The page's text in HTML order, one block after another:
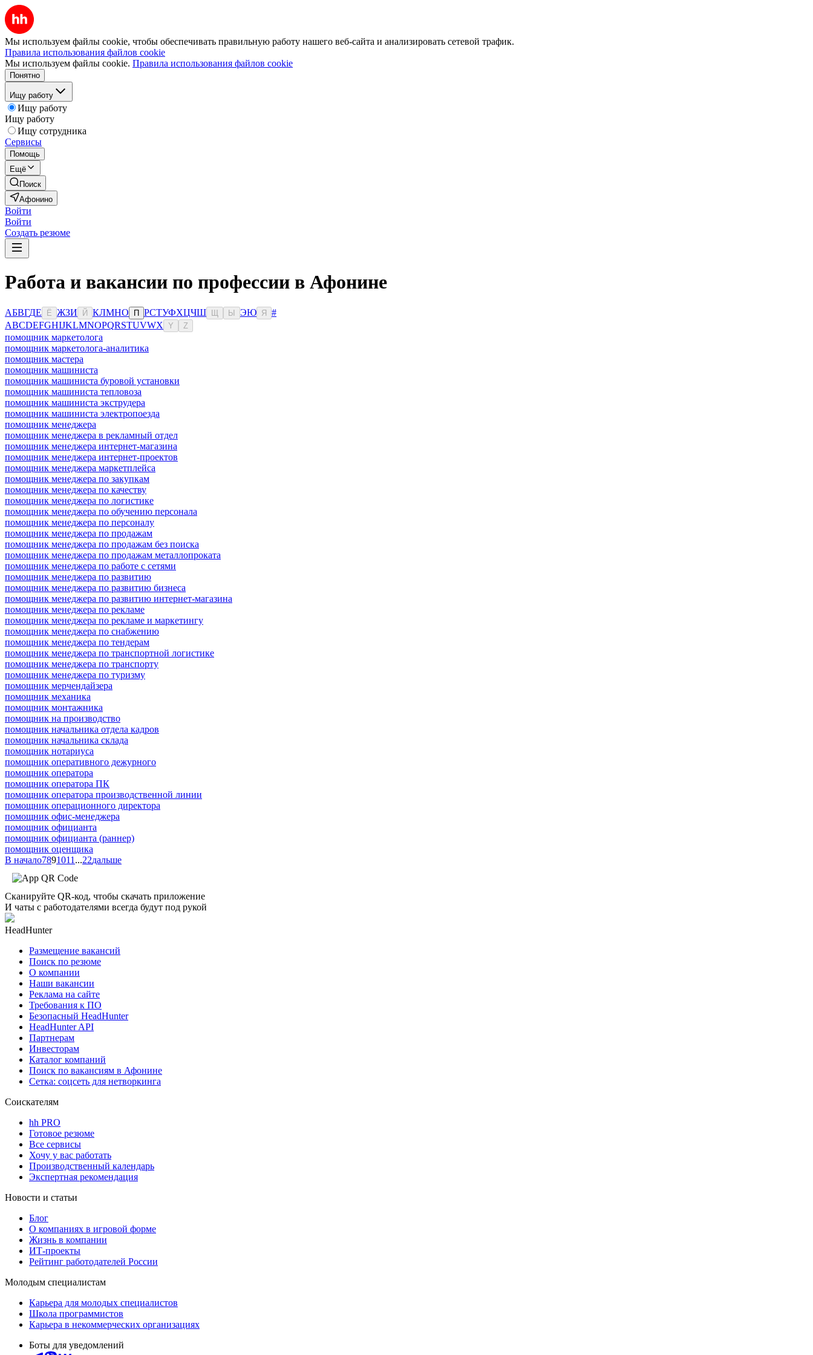
Мы используем файлы cookie, чтобы обеспечивать правильную работу нашего веб-сайта и анализировать сетевой трафик.
Правила использования файлов cookie
Мы используем файлы cookie. Правила использования файлов cookie
Понятно
Ищу работу
Ищу работу
Ищу работу
Ищу сотрудника
Сервисы
Помощь
Ещё
Поиск
Афонино
Войти
Войти
Создать резюме
Работа и вакансии по профессии в Афонине
АБВГДЕ Ё ЖЗИ Й КЛМНО П РСТУФХЦЧШ Ы ЭЮ Я
#
ABCDEFGHIJKLMNOPQRSTUVWX Y Z
помощник маркетолога
помощник маркетолога-аналитика
помощник мастера
помощник машиниста
помощник машиниста буровой установки
помощник машиниста тепловоза
помощник машиниста экструдера
помощник машиниста электропоезда
помощник менеджера
помощник менеджера в рекламный отдел
помощник менеджера интернет-магазина
помощник менеджера интернет-проектов
помощник менеджера маркетплейса
помощник менеджера по закупкам
помощник менеджера по качеству
помощник менеджера по логистике
помощник менеджера по обучению персонала
помощник менеджера по персоналу
помощник менеджера по продажам
помощник менеджера по продажам без поиска
помощник менеджера по продажам металлопроката
помощник менеджера по работе с сетями
помощник менеджера по развитию
помощник менеджера по развитию бизнеса
помощник менеджера по развитию интернет-магазина
помощник менеджера по рекламе
помощник менеджера по рекламе и маркетингу
помощник менеджера по снабжению
помощник менеджера по тендерам
помощник менеджера по транспортной логистике
помощник менеджера по транспорту
помощник менеджера по туризму
помощник мерчендайзера
помощник механика
помощник монтажника
помощник на производство
помощник начальника отдела кадров
помощник начальника склада
помощник нотариуса
помощник оперативного дежурного
помощник оператора
помощник оператора ПК
помощник оператора производственной линии
помощник операционного директора
помощник офис-менеджера
помощник официанта
помощник официанта (раннер)
помощник оценщика
В начало7891011 ...22дальше
Сканируйте QR-код, чтобы скачать приложение
И чаты с работодателями всегда будут под рукой
HeadHunter
Размещение вакансий
Поиск по резюме
О компании
Наши вакансии
Реклама на сайте
Требования к ПО
Безопасный HeadHunter
HeadHunter API
Партнерам
Инвесторам
Каталог компаний
Поиск по вакансиям в Афонине
Сетка: соцсеть для нетворкинга
Соискателям
hh PRO
Готовое резюме
Все сервисы
Хочу у вас работать
Производственный календарь
Экспертная рекомендация
Новости и статьи
Блог
О компаниях в игровой форме
Жизнь в компании
ИТ-проекты
Рейтинг работодателей России
Молодым специалистам
Карьера для молодых специалистов
Школа программистов
Карьера в некоммерческих организациях
Боты для уведомлений